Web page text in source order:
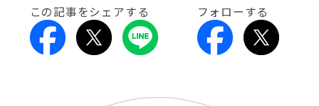
この記事をシェアする フォローする